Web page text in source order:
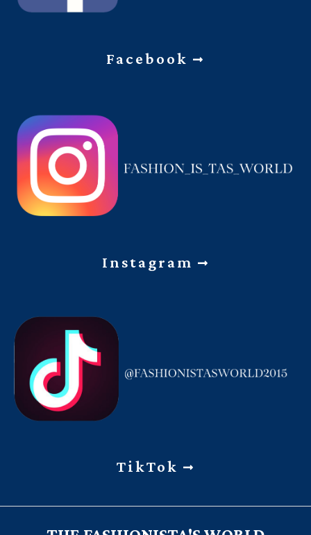
Facebook
Instagram
TikTok